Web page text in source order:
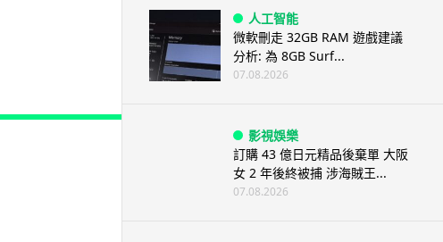
人工智能
微軟刪走 32GB RAM 遊戲建議
分析: 為 8GB Surf...
07.08.2026
影視娛樂
訂購 43 億日元精品後棄單 大阪
女 2 年後終被捕 涉海賊王...
07.08.2026